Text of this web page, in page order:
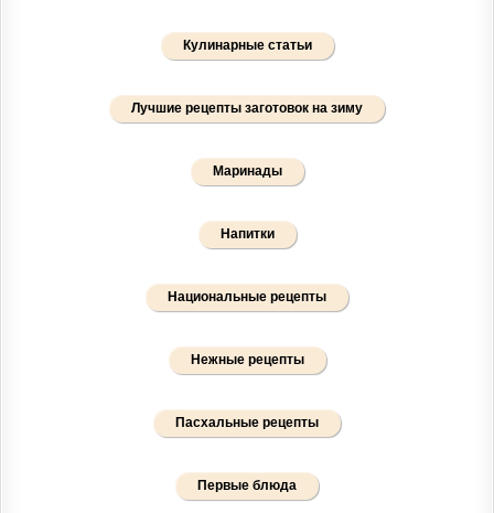
Кулинарные статьи
Лучшие рецепты заготовок на зиму
Маринады
Напитки
Национальные рецепты
Нежные рецепты
Пасхальные рецепты
Первые блюда